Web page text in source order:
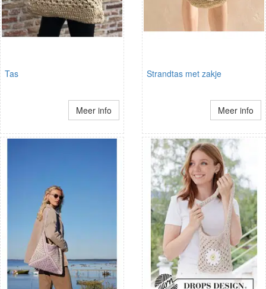
Tas
Meer info
Strandtas met zakje
Meer info